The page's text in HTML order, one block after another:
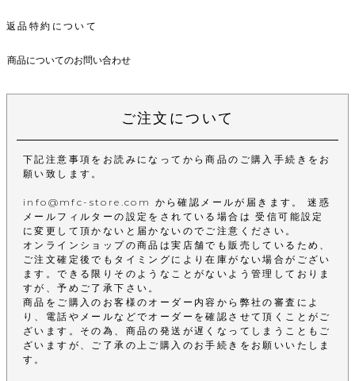
返品特約について
商品についてのお問い合わせ
ご注文について
下記注意事項をお読みになってから商品のご購入手続きをお
願い致します。
info@mfc-store.com から確認メールが届きます。 迷惑
メールフィルターの設定をされている場合は 受信可能設定
に変更して頂かないと届かないのでご注意ください。
オンラインショップの商品は実店舗でも販売しているため、
ご注文確定後でもタイミングにより在庫がない場合がござい
ます。できる限りそのようなことがないよう管理しておりま
すが、予めご了承下さい。
商品をご購入のお客様のオーダー内容から弊社の審査によ
り、電話やメールなどでオーダーを確認させて頂くことがご
ざいます。その為、商品の発送が遅くなってしまうこともご
ざいますが、ご了承の上ご購入のお手続きをお願いいたしま
す。